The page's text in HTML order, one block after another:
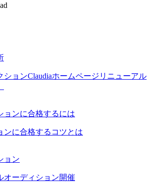
ションClaudiaホームページリニューアル
ンに合格するコツとは
オーディション開催